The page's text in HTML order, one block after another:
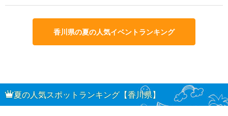
香川県の夏の人気イベントランキング
夏の人気スポットランキング【香川県】